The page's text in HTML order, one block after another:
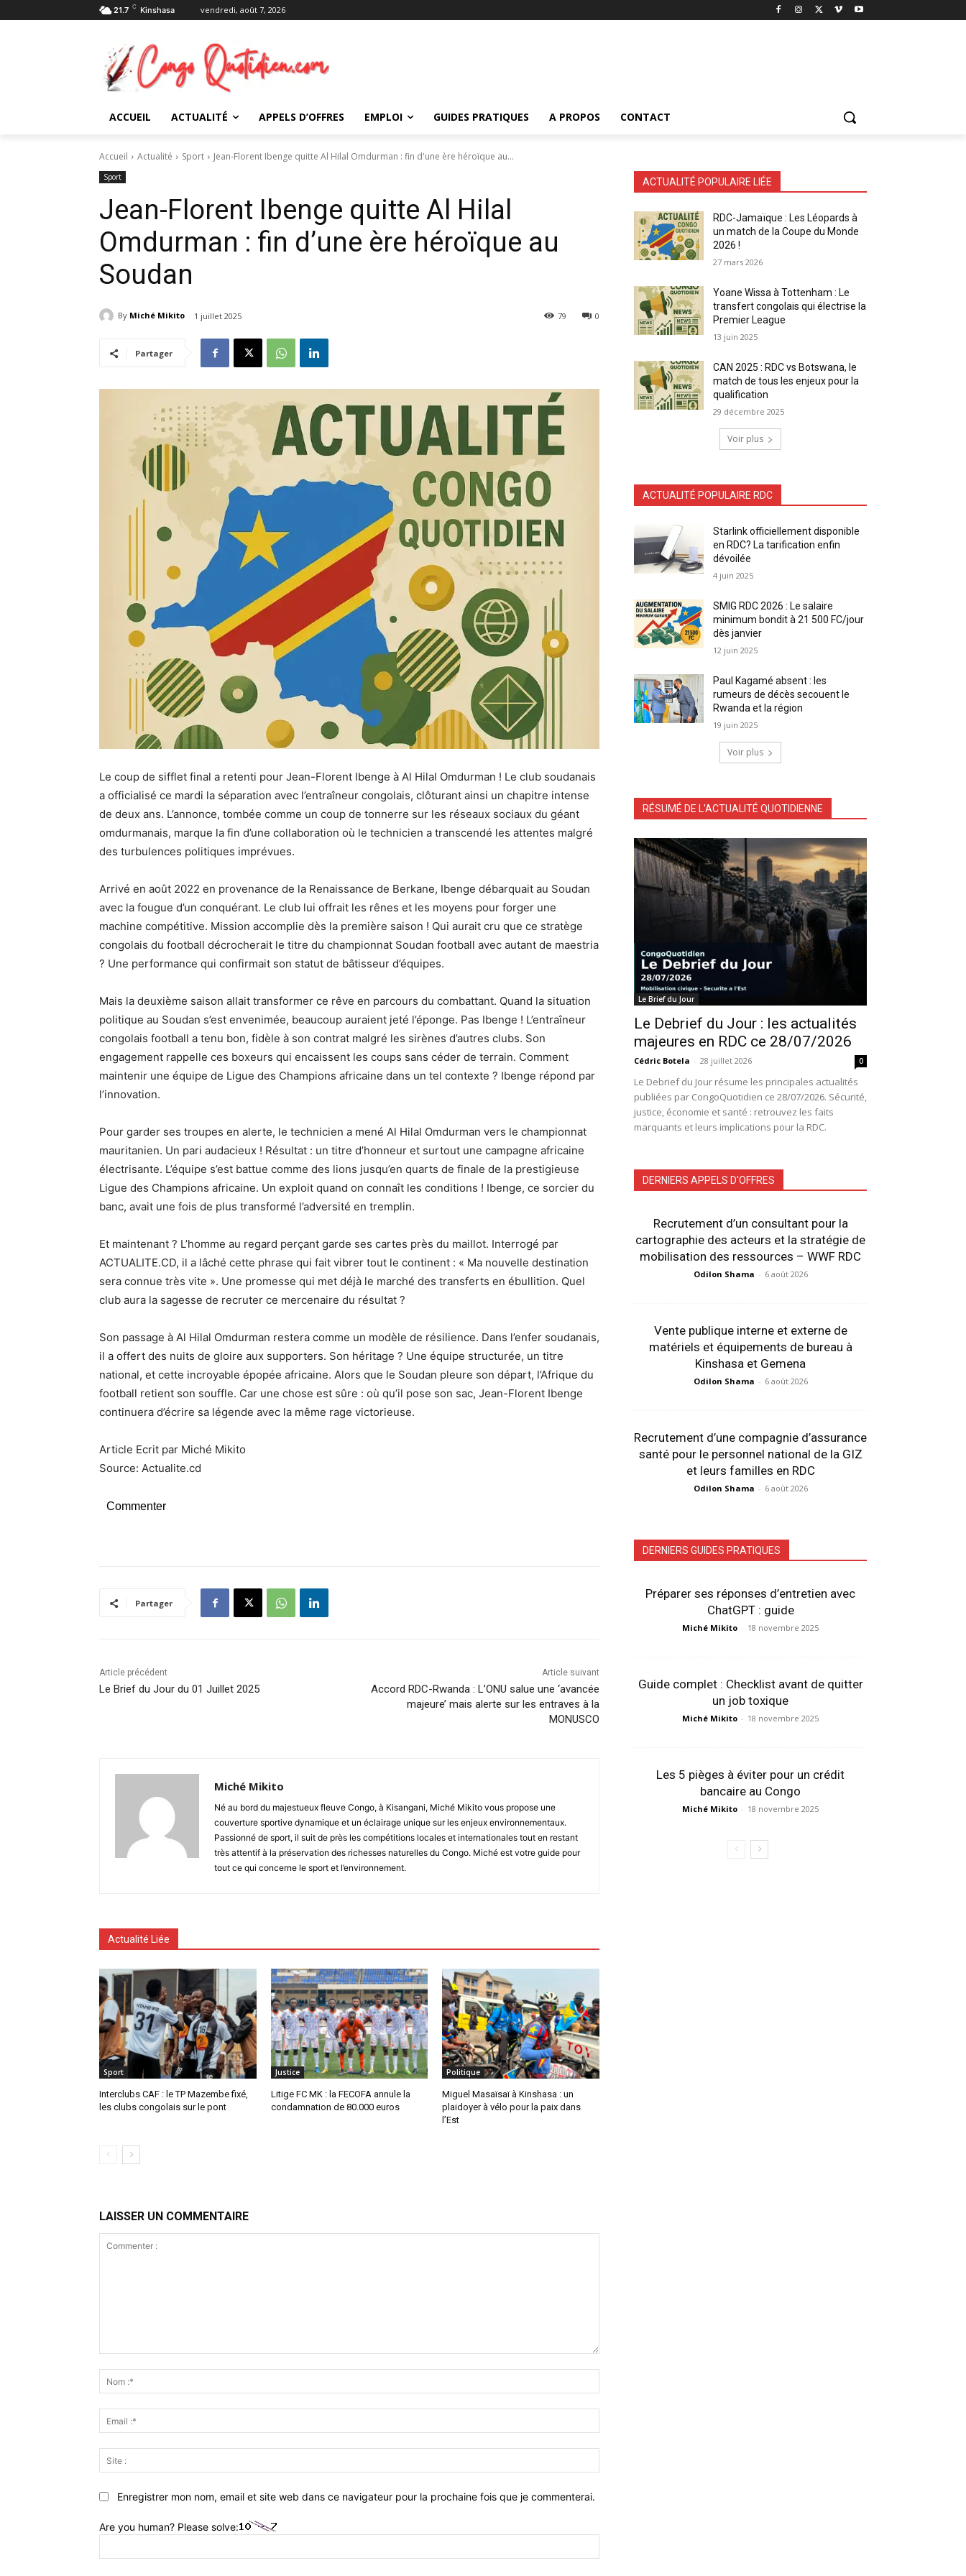
21.7 C Kinshasa vendredi, août 7, 2026
ACCUEIL ACTUALITÉ APPELS D’OFFRES EMPLOI GUIDES PRATIQUES A PROPOS CONTACT
Accueil Actualité Sport Jean-Florent Ibenge quitte Al Hilal Omdurman : fin d'une ère héroïque au...
Sport
Jean-Florent Ibenge quitte Al Hilal
Omdurman : fin d’une ère héroïque au
Soudan
By Miché Mikito 1 juillet 2025 0
79
Partager
Le coup de sifflet final a retenti pour Jean-Florent Ibenge à Al Hilal Omdurman ! Le club soudanais
a officialisé ce mardi la séparation avec l’entraîneur congolais, clôturant ainsi un chapitre intense
de deux ans. L’annonce, tombée comme un coup de tonnerre sur les réseaux sociaux du géant
omdurmanais, marque la fin d’une collaboration où le technicien a transcendé les attentes malgré
des turbulences politiques imprévues.
Arrivé en août 2022 en provenance de la Renaissance de Berkane, Ibenge débarquait au Soudan
avec la fougue d’un conquérant. Le club lui offrait les rênes et les moyens pour forger une
machine compétitive. Mission accomplie dès la première saison ! Qui aurait cru que ce stratège
congolais du football décrocherait le titre du championnat Soudan football avec autant de maestria
? Une performance qui confirmait son statut de bâtisseur d’équipes.
Mais la deuxième saison allait transformer ce rêve en parcours du combattant. Quand la situation
politique au Soudan s’est envenimée, beaucoup auraient jeté l’éponge. Pas Ibenge ! L’entraîneur
congolais football a tenu bon, fidèle à son contrat malgré les sirènes d’autres clubs. Son
engagement rappelle ces boxeurs qui encaissent les coups sans céder de terrain. Comment
maintenir une équipe de Ligue des Champions africaine dans un tel contexte ? Ibenge répond par
l’innovation.
Pour garder ses troupes en alerte, le technicien a mené Al Hilal Omdurman vers le championnat
mauritanien. Un pari audacieux ! Résultat : un titre d’honneur et surtout une campagne africaine
électrisante. L’équipe s’est battue comme des lions jusqu’en quarts de finale de la prestigieuse
Ligue des Champions africaine. Un exploit quand on connaît les conditions ! Ibenge, ce sorcier du
banc, avait une fois de plus transformé l’adversité en tremplin.
Et maintenant ? L’homme au regard perçant garde ses cartes près du maillot. Interrogé par
ACTUALITE.CD, il a lâché cette phrase qui fait vibrer tout le continent : « Ma nouvelle destination
sera connue très vite ». Une promesse qui met déjà le marché des transferts en ébullition. Quel
club aura la sagesse de recruter ce mercenaire du résultat ?
Son passage à Al Hilal Omdurman restera comme un modèle de résilience. Dans l’enfer soudanais,
il a offert des nuits de gloire aux supporters. Son héritage ? Une équipe structurée, un titre
national, et cette incroyable épopée africaine. Alors que le Soudan pleure son départ, l’Afrique du
football retient son souffle. Car une chose est sûre : où qu’il pose son sac, Jean-Florent Ibenge
continuera d’écrire sa légende avec la même rage victorieuse.
Article Ecrit par Miché Mikito
Source: Actualite.cd
Commenter
Partager
Article précédent
Le Brief du Jour du 01 Juillet 2025
Article suivant
Accord RDC-Rwanda : L’ONU salue une ‘avancée
majeure’ mais alerte sur les entraves à la
MONUSCO
Miché Mikito
Né au bord du majestueux fleuve Congo, à Kisangani, Miché Mikito vous propose une
couverture sportive dynamique et un éclairage unique sur les enjeux environnementaux.
Passionné de sport, il suit de près les compétitions locales et internationales tout en restant
très attentif à la préservation des richesses naturelles du Congo. Miché est votre guide pour
tout ce qui concerne le sport et l’environnement.
Actualité Liée
Sport
Interclubs CAF : le TP Mazembe fixé,
les clubs congolais sur le pont
Justice
Litige FC MK : la FECOFA annule la
condamnation de 80.000 euros
Politique
Miguel Masaïsaï à Kinshasa : un
plaidoyer à vélo pour la paix dans
l’Est
LAISSER UN COMMENTAIRE
:*
:*
:
Enregistrer mon nom, email et site web dans ce navigateur pour la prochaine fois que je commenterai.
Are you human? Please solve:
ACTUALITÉ POPULAIRE LIÉE
RDC-Jamaïque : Les Léopards à
un match de la Coupe du Monde
2026 !
27 mars 2026
Yoane Wissa à Tottenham : Le
transfert congolais qui électrise la
Premier League
13 juin 2025
CAN 2025 : RDC vs Botswana, le
match de tous les enjeux pour la
qualification
29 décembre 2025
Voir plus
ACTUALITÉ POPULAIRE RDC
Starlink officiellement disponible
en RDC? La tarification enfin
dévoilée
4 juin 2025
SMIG RDC 2026 : Le salaire
minimum bondit à 21 500 FC/jour
dès janvier
12 juin 2025
Paul Kagamé absent : les
rumeurs de décès secouent le
Rwanda et la région
19 juin 2025
Voir plus
RÉSUMÉ DE L'ACTUALITÉ QUOTIDIENNE
Le Brief du Jour
Le Debrief du Jour : les actualités
majeures en RDC ce 28/07/2026
Cédric Botela - 28 juillet 2026 0
Le Debrief du Jour résume les principales actualités
publiées par CongoQuotidien ce 28/07/2026. Sécurité,
justice, économie et santé : retrouvez les faits
marquants et leurs implications pour la RDC.
DERNIERS APPELS D'OFFRES
Recrutement d’un consultant pour la
cartographie des acteurs et la stratégie de
mobilisation des ressources – WWF RDC
Odilon Shama - 6 août 2026
Vente publique interne et externe de
matériels et équipements de bureau à
Kinshasa et Gemena
Odilon Shama - 6 août 2026
Recrutement d’une compagnie d’assurance
santé pour le personnel national de la GIZ
et leurs familles en RDC
Odilon Shama - 6 août 2026
DERNIERS GUIDES PRATIQUES
Préparer ses réponses d’entretien avec
ChatGPT : guide
Miché Mikito - 18 novembre 2025
Guide complet : Checklist avant de quitter
un job toxique
Miché Mikito - 18 novembre 2025
Les 5 pièges à éviter pour un crédit
bancaire au Congo
Miché Mikito - 18 novembre 2025